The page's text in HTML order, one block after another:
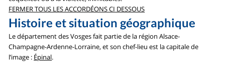
FERMER TOUS LES ACCORDÉONS CI DESSOUS
Histoire et situation géographique
Le département des Vosges fait partie de la région Alsace-
Champagne-Ardenne-Lorraine, et son chef-lieu est la capitale de
l’image : Épinal.